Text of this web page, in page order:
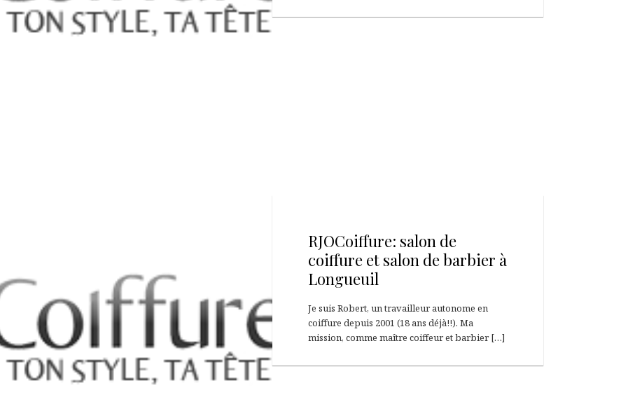
RJOCoiffure: salon de
coiffure et salon de barbier à
Longueuil
Je suis Robert, un travailleur autonome en
coiffure depuis 2001 (18 ans déjà!!). Ma
mission, comme maître coiffeur et barbier […]